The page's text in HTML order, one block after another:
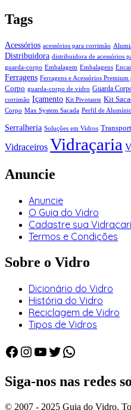
Tags
Acessórios acessórios para corrimão
Distribuidora distribuidora de acessórios
guarda-corpo Embalagem Embalagens
Ferragens Ferragens e Acessórios Premium
Corpo guarda-corpo de vidro Guarda
corrimão Içamento Kit Pivotante Kit
Corpo Max System Sacada Perfil de Alumínio
Serralheria Soluções em Vidros
Vidraceiros Vidraçaria
Anuncie
Anuncie
O Guia do Vidro
Cadastre sua
Termos e Condições
Sobre o Vidro
Dicionário do Vidro
História do Vidro
Reciclagem de Vidro
Tipos de Vidros
Facebook
Instagram
Youtube
Twitter
WhatsApp
Siga-nos nas redes
© 2007 - 2025 Guia do Vidro.